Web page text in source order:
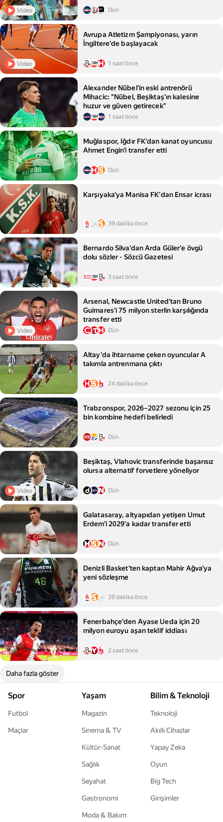
Video Dün
Video
Avrupa Atletizm Şampiyonası, yarın
İngiltere'de başlayacak
1 saat önce
Alexander Nübel'in eski antrenörü
Mihacic: "Nübel, Beşiktaş'ın kalesine
huzur ve güven getirecek"
1 saat önce
Muğlaspor, Iğdır FK'dan kanat oyuncusu
Ahmet Engin'i transfer etti
Dün
Karşıyaka'ya Manisa FK'dan Ensar icrası
39 dakika önce
Bernardo Silva'dan Arda Güler'e övgü
dolu sözler - Sözcü Gazetesi
3 saat önce
Video
Arsenal, Newcastle United'tan Bruno
Guimares'i 75 milyon sterlin karşılığında
transfer etti
Dün
Altay'da ihtarname çeken oyuncular A
takımla antrenmana çıktı
24 dakika önce
Trabzonspor, 2026–2027 sezonu için 25
bin kombine hedefi belirledi
Dün
Video
Beşiktaş, Vlahovic transferinde başarısız
olursa alternatif forvetlere yöneliyor
Dün
Galatasaray, altyapıdan yetişen Umut
Erdem'i 2029'a kadar transfer etti
Dün
Denizli Basket'ten kaptan Mahir Ağva'ya
yeni sözleşme
39 dakika önce
Fenerbahçe’den Ayase Ueda için 20
milyon euroyu aşan teklif iddiası
2 saat önce
Daha fazla göster
Spor
Futbol
Maçlar
Yaşam
Magazin
Sinema & TV
Kültür-Sanat
Sağlık
Seyahat
Gastronomi
Moda & Bakım
Bilim & Teknoloji
Teknoloji
Akıllı Cihazlar
Yapay Zeka
Oyun
Big Tech
Girişimler